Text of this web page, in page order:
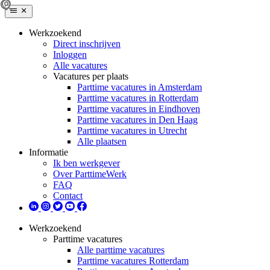
Werkzoekend
Direct inschrijven
Inloggen
Alle vacatures
Vacatures per plaats
Parttime vacatures in Amsterdam
Parttime vacatures in Rotterdam
Parttime vacatures in Eindhoven
Parttime vacatures in Den Haag
Parttime vacatures in Utrecht
Alle plaatsen
Informatie
Ik ben werkgever
Over ParttimeWerk
FAQ
Contact
Werkzoekend
Parttime vacatures
Alle parttime vacatures
Parttime vacatures Rotterdam